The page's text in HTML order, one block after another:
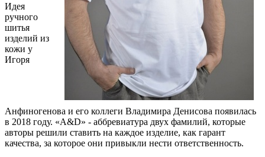
Идея
ручного
шитья
изделий из
кожи у
Игоря
Анфиногенова и его коллеги Владимира Денисова появилась
в 2018 году. «A&D» - аббревиатура двух фамилий, которые
авторы решили ставить на каждое изделие, как гарант
качества, за которое они привыкли нести ответственность.